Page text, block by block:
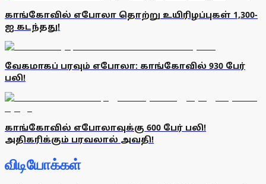
காங்கோவில் எபோலா தொற்று உயிரிழப்புகள் 1,300-
ஐ கடந்தது!
வேகமாகப் பரவும் எபோலா: காங்கோவில் 930 பேர்
பலி!
காங்கோவில் எபோலாவுக்கு 600 பேர் பலி!
அதிகரிக்கும் பரவலால் அவதி!
விடியோக்கள்